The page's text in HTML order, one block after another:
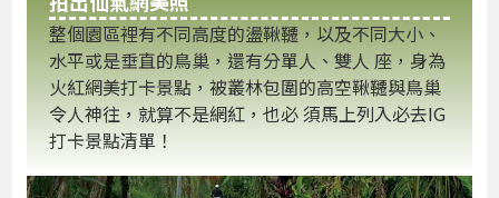
整個園區裡有不同高度的盪鞦韆，以及不同大小、
水平或是垂直的鳥巢，還有分單人、雙人 座，身為
火紅網美打卡景點，被叢林包圍的高空鞦韆與鳥巢
令人神往，就算不是網紅，也必 須馬上列入必去IG
打卡景點清單！